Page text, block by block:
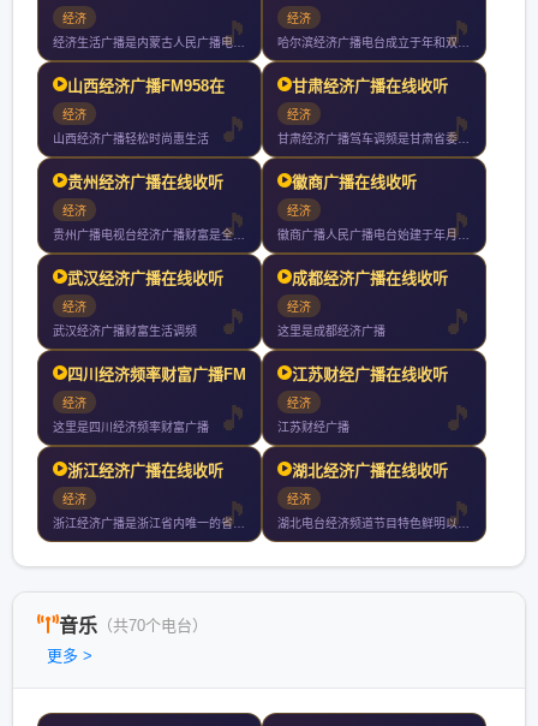
经济
经济生活广播是内蒙古人民广播电台系列频率之一播出频率为兆赫是
经济
哈尔滨经济广播电台成立于年和双频发射有效覆盖人口达万以上以关
山西经济广播FM958在
经济
山西经济广播轻松时尚惠生活
甘肃经济广播在线收听
经济
甘肃经济广播驾车调频是甘肃省委省政府为实施党中央国务院西部大
贵州经济广播在线收听
经济
贵州广播电视台经济广播财富是全省第一家以主持人大板块直播为播
徽商广播在线收听
经济
徽商广播人民广播电台始建于年月日现拥有新闻综合广播文艺广播交
武汉经济广播在线收听
经济
武汉经济广播财富生活调频
成都经济广播在线收听
经济
这里是成都经济广播
四川经济频率财富广播FM
经济
这里是四川经济频率财富广播
江苏财经广播在线收听
经济
江苏财经广播
浙江经济广播在线收听
经济
浙江经济广播是浙江省内唯一的省级专业财经广播频道自年月日首播
湖北经济广播在线收听
经济
湖北电台经济频道节目特色鲜明以关注经济服务生活为宗旨深受广大
音乐 （共70个电台）
更多 >